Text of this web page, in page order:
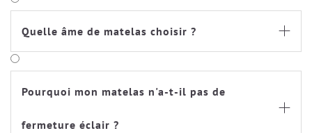
Quelle âme de matelas choisir ? 
Pourquoi mon matelas n'a-t-il pas de
fermeture éclair ?
